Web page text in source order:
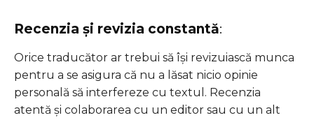
Recenzia și revizia constantă:
Orice traducător ar trebui să își revizuiască munca
pentru a se asigura că nu a lăsat nicio opinie
personală să interfereze cu textul. Recenzia
atentă și colaborarea cu un editor sau cu un alt